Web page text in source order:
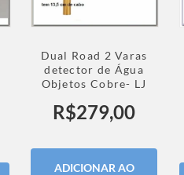
Dual Road 2 Varas
detector de Água
Objetos Cobre- LJ
R$279,00
ADICIONAR AO